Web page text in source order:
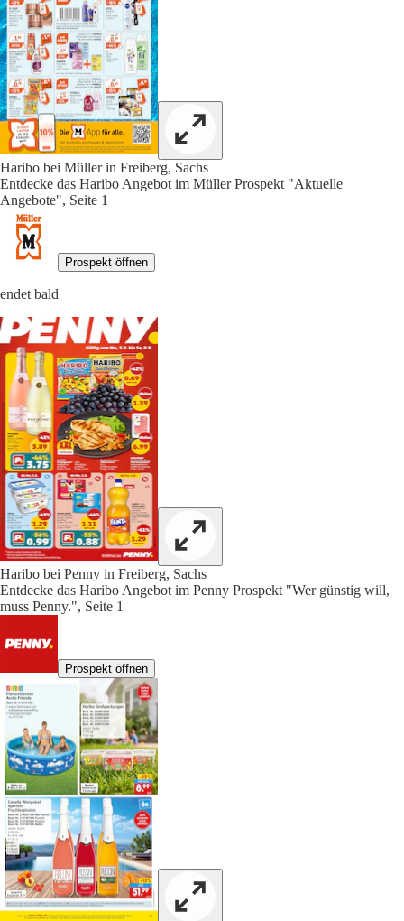
Haribo bei Müller in Freiberg, Sachs
Entdecke das Haribo Angebot im Müller Prospekt "Aktuelle
Angebote", Seite 1
Prospekt öffnen
endet bald
Haribo bei Penny in Freiberg, Sachs
Entdecke das Haribo Angebot im Penny Prospekt "Wer günstig will,
muss Penny.", Seite 1
Prospekt öffnen